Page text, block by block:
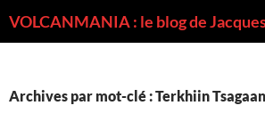
Archives par mot-clé : Terkhiin Tsagaan